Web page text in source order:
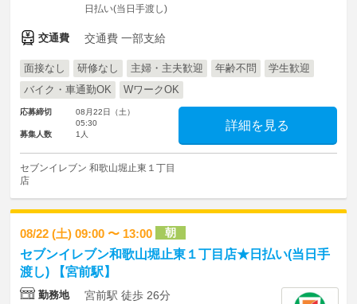
日払い(当日手渡し)
交通費 交通費 一部支給
面接なし 研修なし 主婦・主夫歓迎 年齢不問
学生歓迎
バイク・車通勤OK
WワークOK
応募締切
08月22日（土）
05:30
募集人数
1人
詳細を見る
セブンイレブン 和歌山堀止東１丁目
店
08/22 (土) 09:00 〜 13:00 朝
セブンイレブン和歌山堀止東１丁目店★日払い(当日手
渡し) 【宮前駅】
勤務地
宮前駅 徒歩 26分